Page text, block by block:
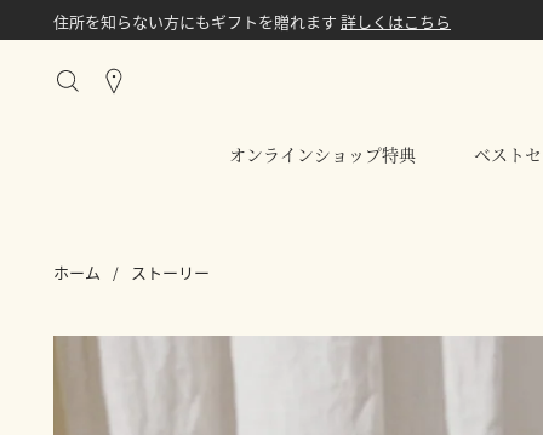
住所を知らない方にもギフトを贈れます 詳しくはこちら
オンラインショップ特典 ベスト
Stores
ホーム ストーリー